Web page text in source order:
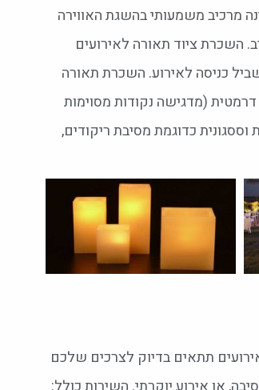
מרכיב משמעותי בהשגת האווירה
השכרת ציוד תאורה לאירועים
כניסה לאירוע. השכרת תאורה
(מדגישה נקודות מסוימות
כדוגמת מסיבת ריקודים,
תתאים בדיוק לצרכים שלכם